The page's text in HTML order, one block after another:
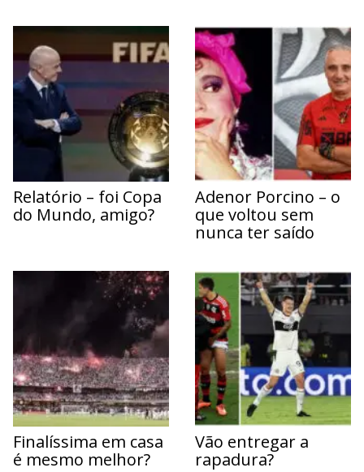
Relatório – foi Copa
do Mundo, amigo?
Adenor Porcino – o
que voltou sem
nunca ter saído
Finalíssima em casa
é mesmo melhor?
Vão entregar a
rapadura?